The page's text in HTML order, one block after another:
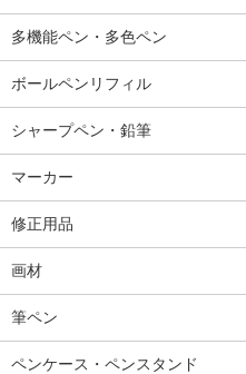
多機能ペン・多色ペン
ボールペンリフィル
シャープペン・鉛筆
マーカー
修正用品
画材
筆ペン
ペンケース・ペンスタンド